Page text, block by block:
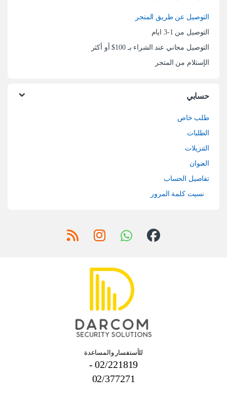
التوصيل عن طريق المتجر
التوصيل من 1-3 ايام
التوصيل مجاني عند الشراء بـ 100$ أو أكثر
الإستلام من المتجر
حسابي
طلب خاص
الطلبات
التنزيلات
العنوان
تفاصيل الحساب
نسيت كلمة المرور
للأستفسار والمساعدة
02/221819 -
02/377271